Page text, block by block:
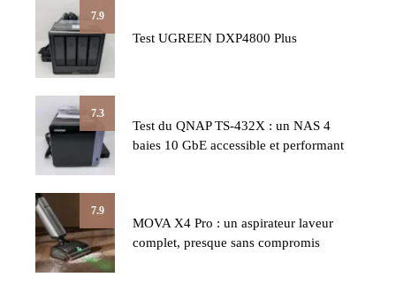
7.9
Test UGREEN DXP4800 Plus
7.3
Test du QNAP TS-432X : un NAS 4
baies 10 GbE accessible et performant
7.9
MOVA X4 Pro : un aspirateur laveur
complet, presque sans compromis